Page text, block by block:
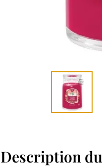
Description